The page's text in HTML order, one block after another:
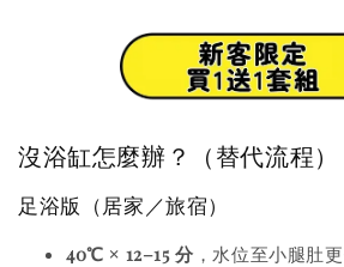
沒浴缸怎麼辦？（替代流程）
足浴版（居家／旅宿）
40℃ × 12–15 分 ，水位至小腿肚更